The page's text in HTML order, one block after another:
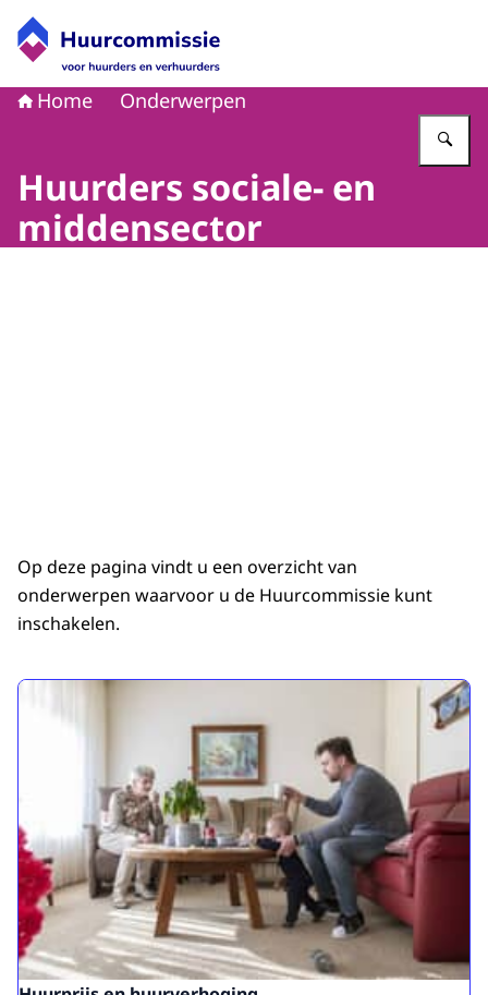
Naar de homepage van Huurcommissie
Home Onderwerpen
Huurders sociale- en
middensector
Op deze pagina vindt u een overzicht van
onderwerpen waarvoor u de Huurcommissie kunt
inschakelen.
Uitgelicht